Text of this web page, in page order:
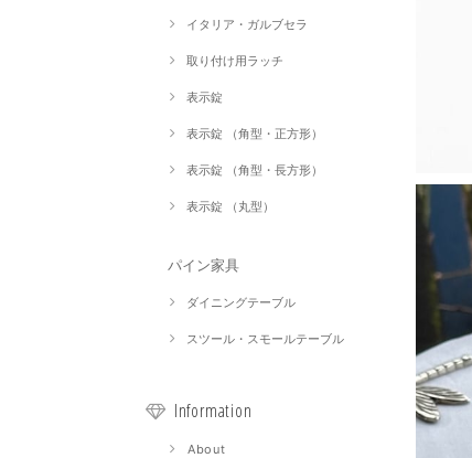
イタリア・ガルブセラ
取り付け用ラッチ
表示錠
表示錠 （角型・正方形）
表示錠 （角型・長方形）
表示錠 （丸型）
パイン家具
ダイニングテーブル
スツール・スモールテーブル
Information
About